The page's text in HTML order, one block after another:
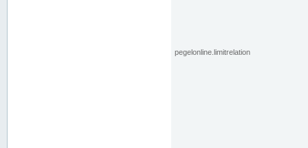
pegelonline.limitrelation